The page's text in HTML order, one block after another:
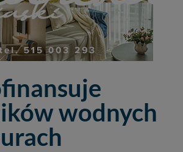
wodnych